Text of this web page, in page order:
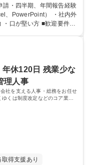
事グルー
育研修の企画、実行 ・勤
（評議員会、理事会） ・
応 ・その他日常の総務
請・四半期、年間報告経験
、PowerPoint） ・社内外
い方 ■歓迎要件
年休120日 残業少な
理人事
社を支える人事・総務をお任せ
くは制度改定などのコア業務
取得支援あり